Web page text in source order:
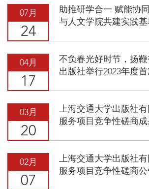
07月
24
助推研学合一 赋能协
与人文学院共建实践
04月
17
不负春光好时节，扬
出版社举行2023年度
03月
20
上海交通大学出版社
服务项目竞争性磋商
02月
07
上海交通大学出版社
服务项目竞争性磋商